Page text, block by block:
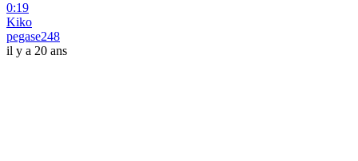
0:19
Kiko
pegase248
il y a 20 ans